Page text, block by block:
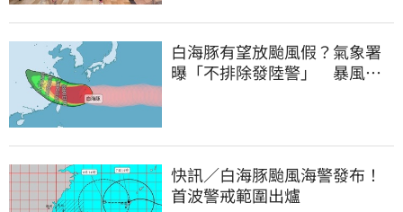
白海豚有望放颱風假？氣象署
曝「不排除發陸警」 暴風圈
快訊／白海豚颱風海警發布！
首波警戒範圍出爐